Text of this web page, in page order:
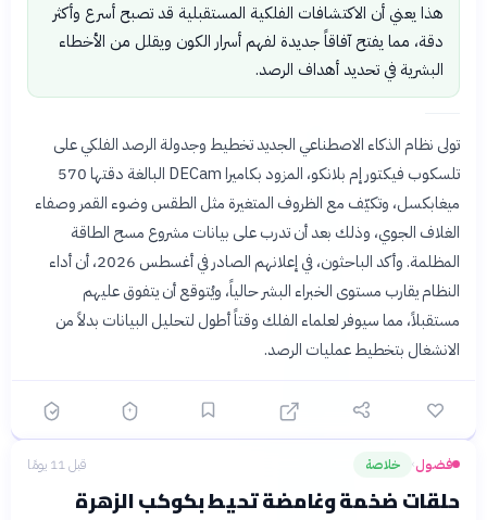
هذا يعني أن الاكتشافات الفلكية المستقبلية قد تصبح أسرع وأكثر
دقة، مما يفتح آفاقاً جديدة لفهم أسرار الكون ويقلل من الأخطاء
البشرية في تحديد أهداف الرصد.
تولى نظام الذكاء الاصطناعي الجديد تخطيط وجدولة الرصد الفلكي على
تلسكوب فيكتور إم بلانكو، المزود بكاميرا DECam البالغة دقتها 570
ميغابكسل، وتكيّف مع الظروف المتغيرة مثل الطقس وضوء القمر وصفاء
الغلاف الجوي، وذلك بعد أن تدرب على بيانات مشروع مسح الطاقة
المظلمة. وأكد الباحثون، في إعلانهم الصادر في أغسطس 2026، أن أداء
النظام يقارب مستوى الخبراء البشر حالياً، ويُتوقع أن يتفوق عليهم
مستقبلاً، مما سيوفر لعلماء الفلك وقتاً أطول لتحليل البيانات بدلاً من
الانشغال بتخطيط عمليات الرصد.
فضول› خلاصة قبل 11 يومًا
حلقات ضخمة وغامضة تحيط بكوكب الزهرة